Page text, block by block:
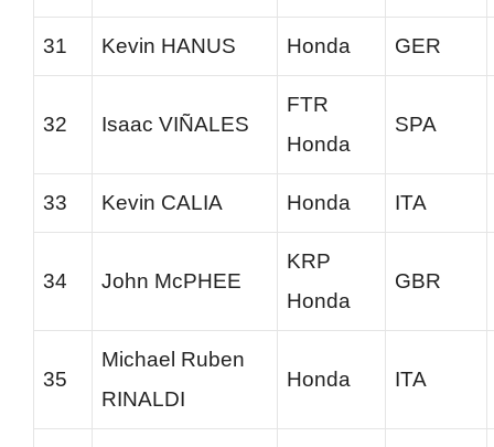
31 Kevin HANUS Honda GER
32 Isaac VIÑALES
FTR
Honda
SPA
33 Kevin CALIA Honda ITA
34 John McPHEE
KRP
Honda
GBR
35
Michael Ruben
RINALDI
Honda ITA